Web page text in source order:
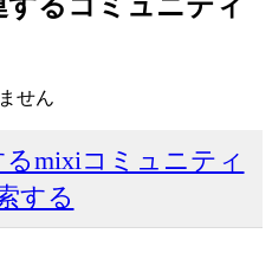
せん
るmixiコミュニティ
する